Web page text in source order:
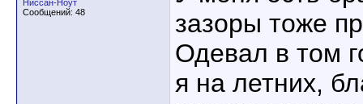
Ниссан-Ноут
Сообщений: 48
зазоры тоже
Одевал в том
я на летних,